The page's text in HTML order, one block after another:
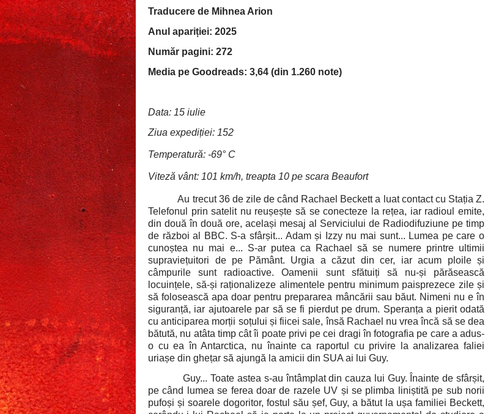
Traducere de Mihnea Arion
Anul apariției: 2025
Număr pagini: 272
Media pe Goodreads: 3,64 (din 1.260 note)
Data: 15 iulie
Ziua expediției: 152
Temperatură: -69° C
Viteză vânt: 101 km/h, treapta 10 pe scara Beaufort
Au trecut 36 de zile de când Rachael Beckett a luat contact cu Stația Z.
Telefonul prin satelit nu reușește să se conecteze la rețea, iar radioul emite,
din două în două ore, același mesaj al Serviciului de Radiodifuziune pe timp
de război al BBC. S-a sfârșit... Adam și Izzy nu mai sunt... Lumea pe care o
cunoștea nu mai e... S-ar putea ca Rachael să se numere printre ultimii
supraviețuitori de pe Pământ. Urgia a căzut din cer, iar acum ploile și
câmpurile sunt radioactive. Oamenii sunt sfătuiți să nu-și părăsească
locuințele, să-și raționalizeze alimentele pentru minimum paisprezece zile și
să folosească apa doar pentru prepararea mâncării sau băut. Nimeni nu e în
siguranță, iar ajutoarele par să se fi pierdut pe drum. Speranța a pierit odată
cu anticiparea morții soțului și fiicei sale, însă Rachael nu vrea încă să se dea
bătută, nu atâta timp cât îi poate privi pe cei dragi în fotografia pe care a adus-
o cu ea în Antarctica, nu înainte ca raportul cu privire la analizarea faliei
uriașe din ghețar să ajungă la amicii din SUA ai lui Guy.
Guy... Toate astea s-au întâmplat din cauza lui Guy. Înainte de sfârșit,
pe când lumea se ferea doar de razele UV și se plimba liniștită pe sub norii
pufoși și soarele dogoritor, fostul său șef, Guy, a bătut la ușa familiei Beckett,